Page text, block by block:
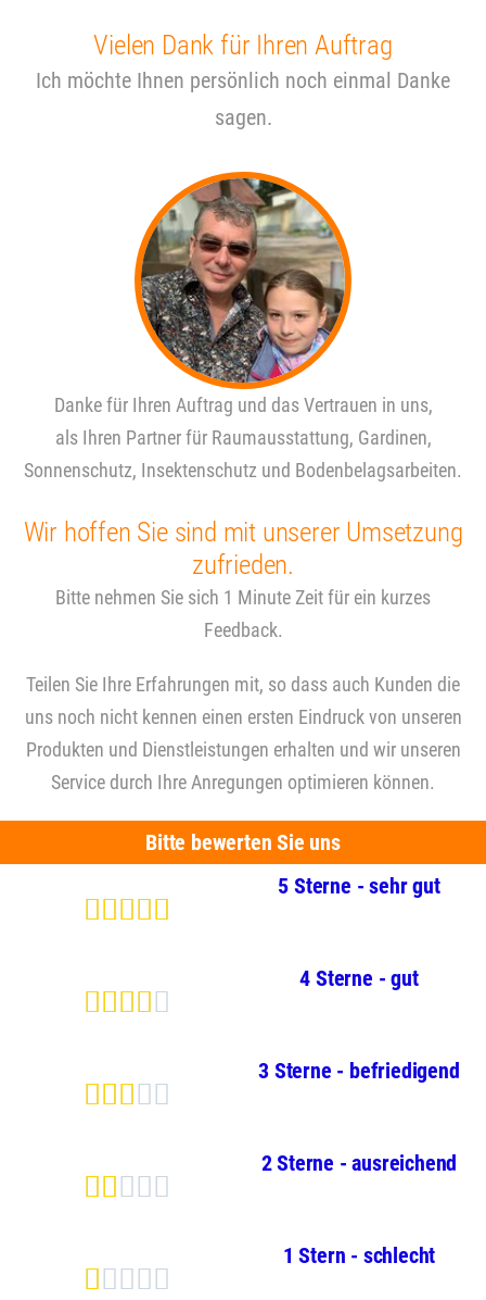
Vielen Dank für Ihren Auftrag
Ich möchte Ihnen persönlich noch einmal Danke
sagen.
Danke für Ihren Auftrag und das Vertrauen in uns,
als Ihren Partner für Raumausstattung, Gardinen,
Sonnenschutz, Insektenschutz und Bodenbelagsarbeiten.
Wir hoffen Sie sind mit unserer Umsetzung
zufrieden.
Bitte nehmen Sie sich 1 Minute Zeit für ein kurzes
Feedback.
Teilen Sie Ihre Erfahrungen mit, so dass auch Kunden die
uns noch nicht kennen einen ersten Eindruck von unseren
Produkten und Dienstleistungen erhalten und wir unseren
Service durch Ihre Anregungen optimieren können.
Bitte bewerten Sie uns

5 Sterne - sehr gut

4 Sterne - gut

3 Sterne - befriedigend

2 Sterne - ausreichend

1 Stern - schlecht